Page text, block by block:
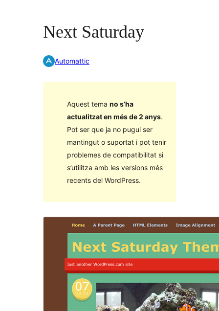
Next Saturday
Automattic
Aquest tema no s’ha
actualitzat en més de 2 anys.
Pot ser que ja no pugui ser
mantingut o suportat i pot tenir
problemes de compatibilitat si
s’utilitza amb les versions més
recents del WordPress.